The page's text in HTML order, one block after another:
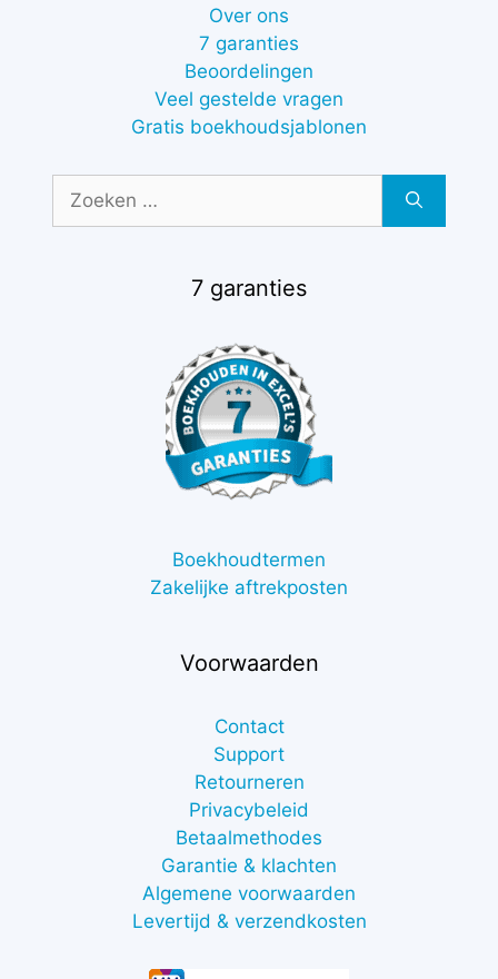
Over ons
7 garanties
Beoordelingen
Veel gestelde vragen
Gratis boekhoudsjablonen
naar:
7 garanties
Boekhoudtermen
Zakelijke aftrekposten
Voorwaarden
Contact
Support
Retourneren
Privacybeleid
Betaalmethodes
Garantie & klachten
Algemene voorwaarden
Levertijd & verzendkosten